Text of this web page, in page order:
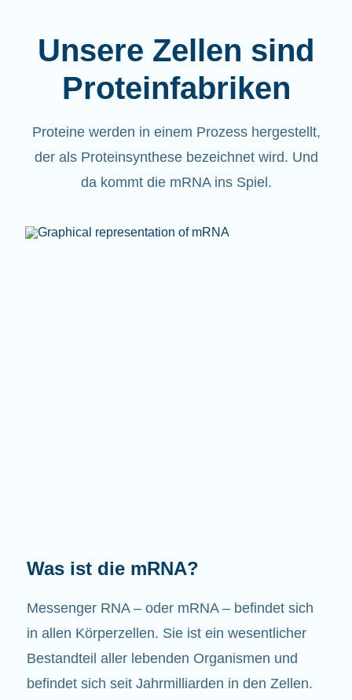
Unsere Zellen sind
Proteinfabriken
Proteine werden in einem Prozess hergestellt,
der als Proteinsynthese bezeichnet wird. Und
da kommt die mRNA ins Spiel.
Welche Aufgaben hat die mRNA?
Wie der Name schon sagt, ist die mRNA ein
Bote. Sie interagiert mit anderen Komponenten
in den Zellen, die zur Bildung von Proteinen
beitragen.